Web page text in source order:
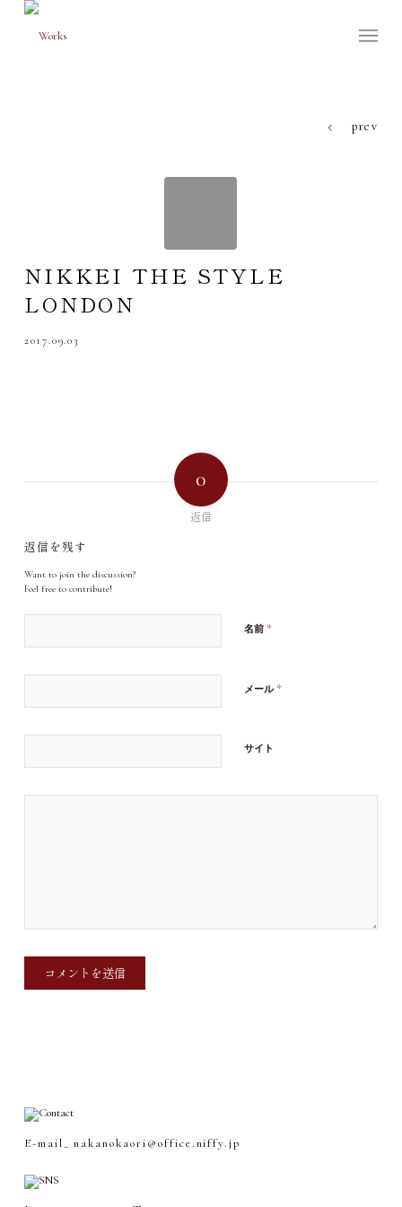
prev
NIKKEI THE STYLE
LONDON
2017.09.03
0
返信
返信を残す
Want to join the discussion?
Feel free to contribute!
名前 *
メール *
サイト
E-mail_nakanokaori@office.niffy.jp